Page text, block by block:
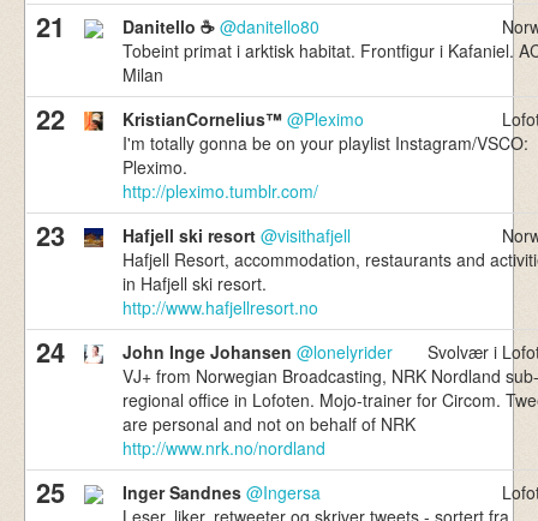
21 Danitello ☕ @danitello80
Tobeint primat i arktisk habitat. Frontfigur i Kafaniel.
Milan
22 KristianCornelius™ @Pleximo
I'm totally gonna be on your playlist Instagram/VSCO:
Pleximo.
http://pleximo.tumblr.com/
23 Hafjell ski resort @visithafjell
Hafjell Resort, accommodation, restaurants and
in Hafjell ski resort.
http://www.hafjellresort.no
24 John Inge Johansen @lonelyrider
Svolvær i
VJ+ from Norwegian Broadcasting, NRK Nordland sub-
regional office in Lofoten. Mojo-trainer for Circom.
are personal and not on behalf of NRK
http://www.nrk.no/nordland
25 Inger Sandnes @Ingersa
Leser, liker, retweeter og skriver tweets - sortert fra